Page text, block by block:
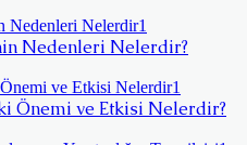
Nedenleri Nelerdir?
Önemi ve Etkisi Nelerdir?